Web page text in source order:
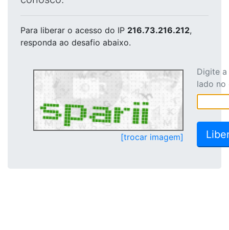
Para liberar o acesso do IP 216.73.216.212,
responda ao desafio abaixo.
[trocar imagem]
Digite
lado no